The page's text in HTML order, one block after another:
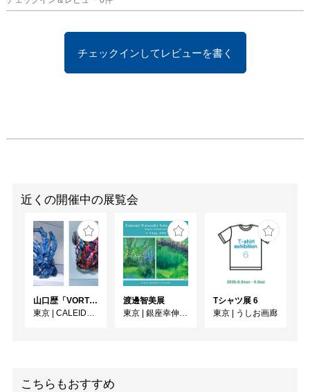
けが残されていた。私は
その場所に宿る記憶に光
る。今なお続く核の脅威
と向き合うための視座と
チェックインしてレビューを書く
近くの開催中の展覧会
⼭⼝歴「VORTEX」
東京
CALEIDO GINZA THE HUB
渡邊智美展
東京
銀座幸伸ギャラリー
Tシャツ展 6
東京
うしお画廊
こちらもおすすめ